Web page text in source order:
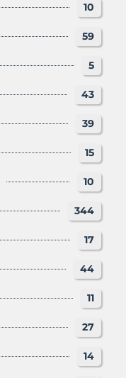
10
59
5
43
39
15
10
344
17
44
11
27
14